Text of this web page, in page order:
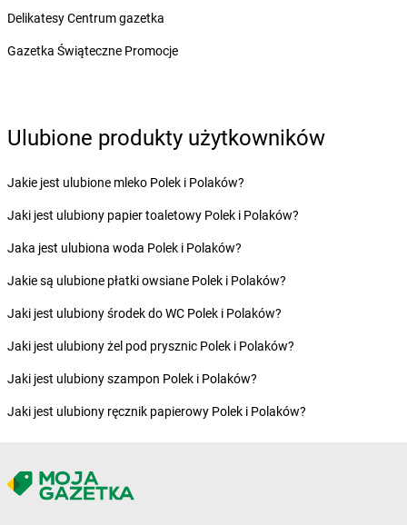
Żabka
Bobrek
Bobrowniki
Żabka Bochnia
Żabka Bogatynia
Żabka Bogdanowo
Żabka
Boguchwała
Żabka
Boguchwałowice
Żabka Boguszów-Gorce
Żabka
Boguszyce
Bohater
Żabka Bojano
Żabka
Bojszowy
Żabka
Bolechowo
Żabka Bolęcin
Żabka
Bolesław
Żabka
Bolesławiec
Żabka Bolków
Żabka Bolszewo
Delikatesy Centrum gazetka
Gazetka Świąteczne Promocje
Ulubione produkty użytkowników
Jakie jest ulubione mleko Polek i Polaków?
Jaki jest ulubiony papier toaletowy Polek i Polaków?
Jaka jest ulubiona woda Polek i Polaków?
Jakie są ulubione płatki owsiane Polek i Polaków?
Jaki jest ulubiony środek do WC Polek i Polaków?
Jaki jest ulubiony żel pod prysznic Polek i Polaków?
Jaki jest ulubiony szampon Polek i Polaków?
Jaki jest ulubiony ręcznik papierowy Polek i Polaków?